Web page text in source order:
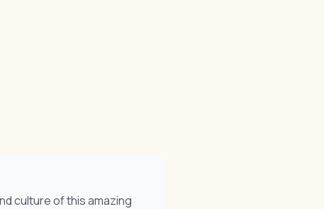
culture of this amazing